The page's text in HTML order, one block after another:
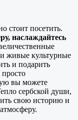
стоит посетить.
наслаждайтесь
живые культурные
и подарить
вы можете
сербской души,
свою историю и